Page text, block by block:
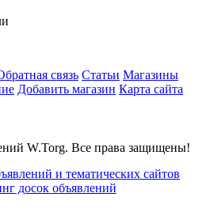
связь Статьи Магазины
Добавить магазин Карта сайта
W.Torg. Все права защищены!